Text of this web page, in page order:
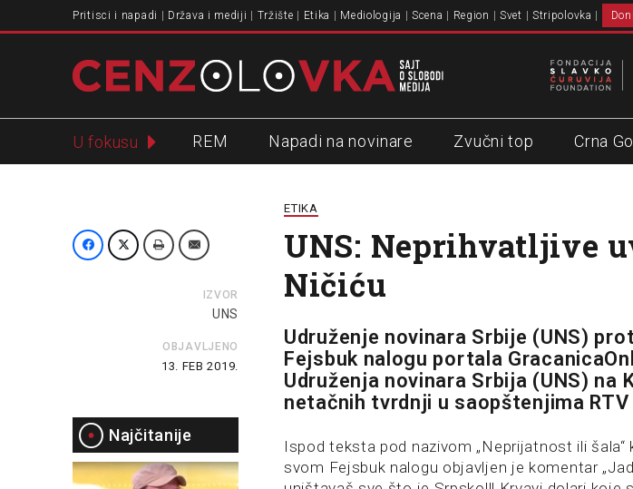
Pritisci i napadi Država i mediji Tržište Etika Mediologija Scena Region Svet Stripolovka
U fokusu REM Napadi na novinare Zvučni top Crna
IZVOR
UNS
OBJAVLJENO
13. FEB 2019.
Najčitanije
ETIKA
UNS: Neprihvatljive
Ničiću
Udruženje novinara Srbije (UNS)
Fejsbuk nalogu portala
Udruženja novinara Srbija (UNS) na
netačnih tvrdnji u saopštenjima
Ispod teksta pod nazivom „Neprijatnost ili
svom Fejsbuk nalogu objavljen je komentar